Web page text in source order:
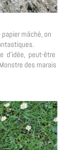
mâché, on
d’idée, peut-être
des marais